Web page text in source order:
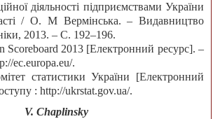
діяльності підприємствами України
/ О. М Вермінська. – Видавництво
2013. – С. 192–196.
Scoreboard 2013 [Електронний ресурс]. –
ec.europa.eu/.
статистики України [Електронний
: http://ukrstat.gov.ua/.
V. Chaplinsky